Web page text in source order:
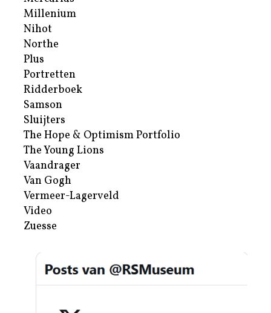
Millenium
Nihot
Northe
Plus
Portretten
Ridderboek
Samson
Sluijters
The Hope & Optimism Portfolio
The Young Lions
Vaandrager
Van Gogh
Vermeer-Lagerveld
Video
Zuesse